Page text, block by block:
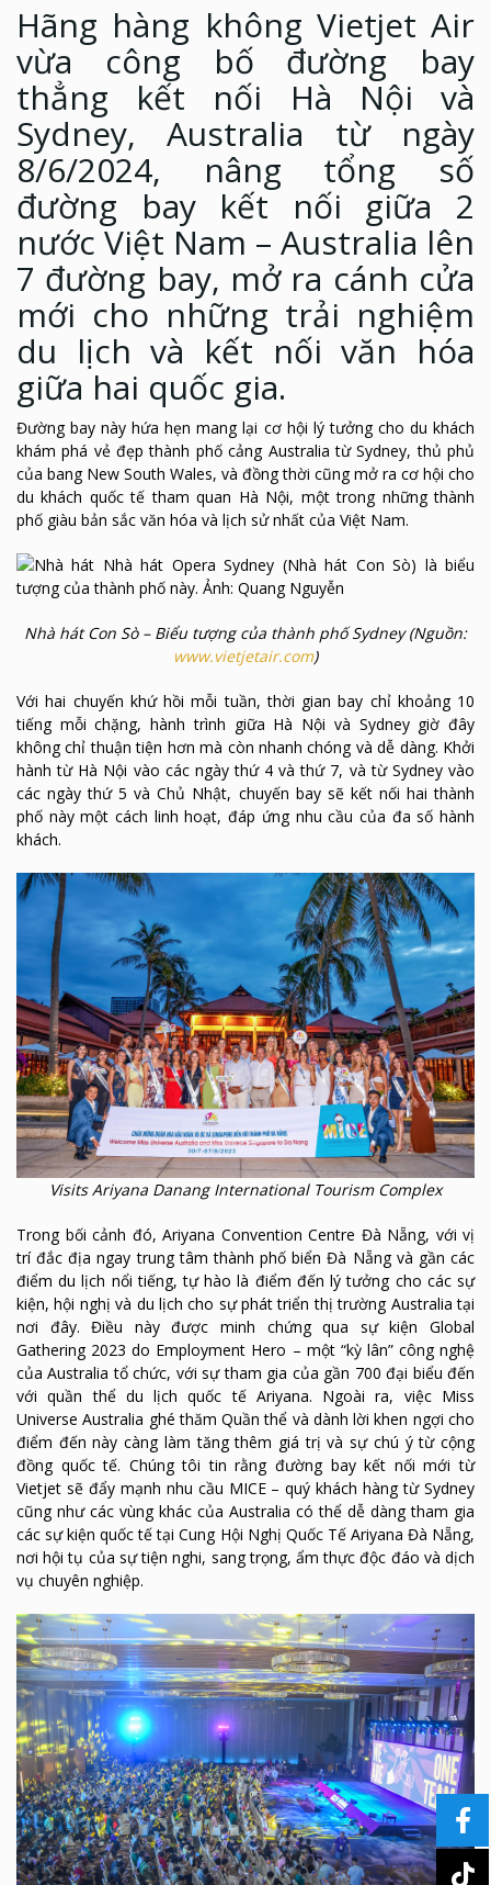
Hãng hàng không Vietjet Air
vừa công bố đường bay
thẳng kết nối Hà Nội và
Sydney, Australia từ ngày
8/6/2024, nâng tổng số
đường bay kết nối giữa 2
nước Việt Nam – Australia lên
7 đường bay, mở ra cánh cửa
mới cho những trải nghiệm
du lịch và kết nối văn hóa
giữa hai quốc gia.
Đường bay này hứa hẹn mang lại cơ hội lý tưởng cho du khách
khám phá vẻ đẹp thành phố cảng Australia từ Sydney, thủ phủ
của bang New South Wales, và đồng thời cũng mở ra cơ hội cho
du khách quốc tế tham quan Hà Nội, một trong những thành
phố giàu bản sắc văn hóa và lịch sử nhất của Việt Nam.
Nhà hát Con Sò – Biểu tượng của thành phố Sydney (Nguồn:
www.vietjetair.com)
Với hai chuyến khứ hồi mỗi tuần, thời gian bay chỉ khoảng 10
tiếng mỗi chặng, hành trình giữa Hà Nội và Sydney giờ đây
không chỉ thuận tiện hơn mà còn nhanh chóng và dễ dàng. Khởi
hành từ Hà Nội vào các ngày thứ 4 và thứ 7, và từ Sydney vào
các ngày thứ 5 và Chủ Nhật, chuyến bay sẽ kết nối hai thành
phố này một cách linh hoạt, đáp ứng nhu cầu của đa số hành
khách.
Visits Ariyana Danang International Tourism Complex
Trong bối cảnh đó, Ariyana Convention Centre Đà Nẵng, với vị
trí đắc địa ngay trung tâm thành phố biển Đà Nẵng và gần các
điểm du lịch nổi tiếng, tự hào là điểm đến lý tưởng cho các sự
kiện, hội nghị và du lịch cho sự phát triển thị trường Australia tại
nơi đây. Điều này được minh chứng qua sự kiện Global
Gathering 2023 do Employment Hero – một “kỳ lân” công nghệ
của Australia tổ chức, với sự tham gia của gần 700 đại biểu đến
với quần thể du lịch quốc tế Ariyana. Ngoài ra, việc Miss
Universe Australia ghé thăm Quần thể và dành lời khen ngợi cho
điểm đến này càng làm tăng thêm giá trị và sự chú ý từ cộng
đồng quốc tế. Chúng tôi tin rằng đường bay kết nối mới từ
Vietjet sẽ đẩy mạnh nhu cầu MICE – quý khách hàng từ Sydney
cũng như các vùng khác của Australia có thể dễ dàng tham gia
các sự kiện quốc tế tại Cung Hội Nghị Quốc Tế Ariyana Đà Nẵng,
nơi hội tụ của sự tiện nghi, sang trọng, ẩm thực độc đáo và dịch
vụ chuyên nghiệp.